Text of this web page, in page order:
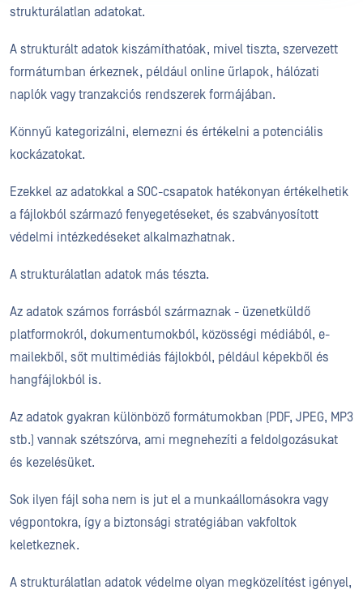
strukturálatlan adatokat.
A strukturált adatok kiszámíthatóak, mivel tiszta, szervezett
formátumban érkeznek, például online űrlapok, hálózati
naplók vagy tranzakciós rendszerek formájában.
Könnyű kategorizálni, elemezni és értékelni a potenciális
kockázatokat.
Ezekkel az adatokkal a SOC-csapatok hatékonyan értékelhetik
a fájlokból származó fenyegetéseket, és szabványosított
védelmi intézkedéseket alkalmazhatnak.
A strukturálatlan adatok más tészta.
Az adatok számos forrásból származnak - üzenetküldő
platformokról, dokumentumokból, közösségi médiából, e-
mailekből, sőt multimédiás fájlokból, például képekből és
hangfájlokból is.
Az adatok gyakran különböző formátumokban (PDF, JPEG, MP3
stb.) vannak szétszórva, ami megnehezíti a feldolgozásukat
és kezelésüket.
Sok ilyen fájl soha nem is jut el a munkaállomásokra vagy
végpontokra, így a biztonsági stratégiában vakfoltok
keletkeznek.
A strukturálatlan adatok védelme olyan megközelítést igényel,